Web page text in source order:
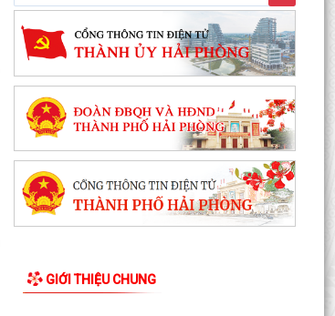
GIỚI THIỆU CHUNG